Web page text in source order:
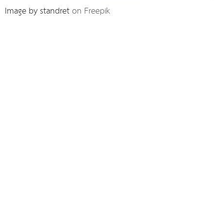
Image by standreton Freepik